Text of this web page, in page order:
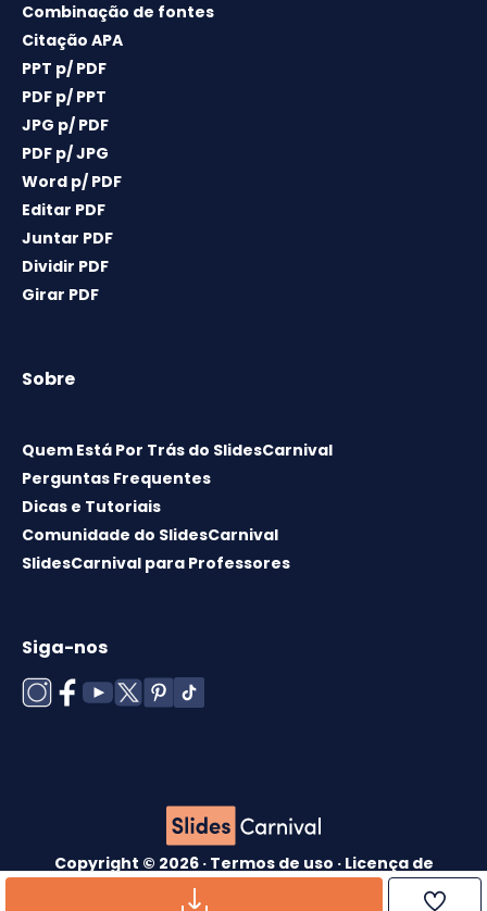
Combinação de fontes
Citação APA
PPT p/ PDF
PDF p/ PPT
JPG p/ PDF
PDF p/ JPG
Word p/ PDF
Editar PDF
Juntar PDF
Dividir PDF
Girar PDF
Sobre
Quem Está Por Trás do SlidesCarnival
Perguntas Frequentes
Dicas e Tutoriais
Comunidade do SlidesCarnival
SlidesCarnival para Professores
Siga-nos
Copyright © 2026 · Termos de uso · Licença de
Política de cookies
política de